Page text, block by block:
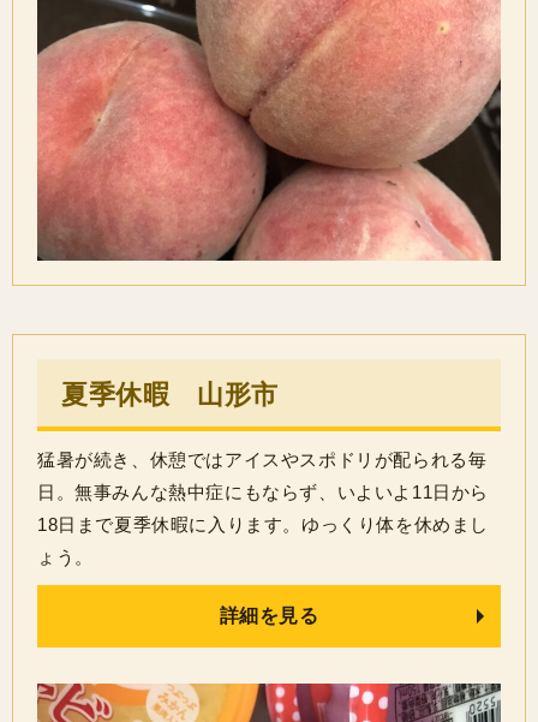
夏季休暇 山形市
猛暑が続き、休憩ではアイスやスポドリが配られる毎
日。無事みんな熱中症にもならず、いよいよ11日から
18日まで夏季休暇に入ります。ゆっくり体を休めまし
ょう。
詳細を見る